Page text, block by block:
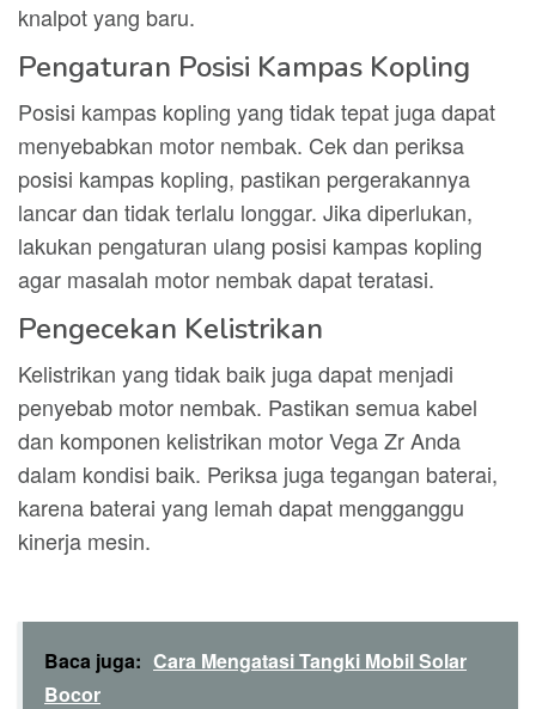
knalpot yang baru.
Pengaturan Posisi Kampas Kopling
Posisi kampas kopling yang tidak tepat juga dapat
menyebabkan motor nembak. Cek dan periksa
posisi kampas kopling, pastikan pergerakannya
lancar dan tidak terlalu longgar. Jika diperlukan,
lakukan pengaturan ulang posisi kampas kopling
agar masalah motor nembak dapat teratasi.
Pengecekan Kelistrikan
Kelistrikan yang tidak baik juga dapat menjadi
penyebab motor nembak. Pastikan semua kabel
dan komponen kelistrikan motor Vega Zr Anda
dalam kondisi baik. Periksa juga tegangan baterai,
karena baterai yang lemah dapat mengganggu
kinerja mesin.
Baca juga: Cara Mengatasi Tangki Mobil Solar
Bocor